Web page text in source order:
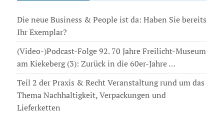
Die neue Business & People ist da: Haben Sie bereits
Ihr Exemplar?
(Video-)Podcast-Folge 92. 70 Jahre Freilicht-Museum
am Kiekeberg (3): Zurück in die 60er-Jahre …
Teil 2 der Praxis & Recht Veranstaltung rund um das
Thema Nachhaltigkeit, Verpackungen und
Lieferketten